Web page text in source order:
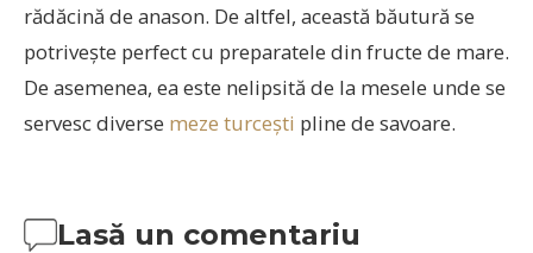
rădăcină de anason. De altfel, această băutură se
potrivește perfect cu preparatele din fructe de mare.
De asemenea, ea este nelipsită de la mesele unde se
servesc diverse meze turcești pline de savoare.
Lasă un comentariu